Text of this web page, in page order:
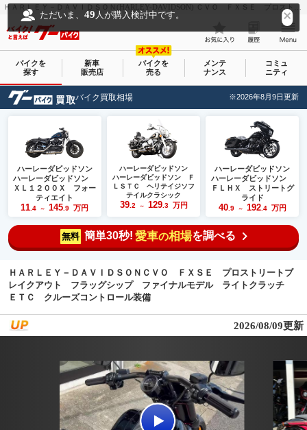
ＨＡＲＬＥＹ－ＤＡＶＩＤＳＯＮ(HARLEY-DAVIDSON) ＣＶＯ ＦＸＳＥ プロストリートブレイクアウト フラッグシップ ファイナルモデル ライトクラッチ ＥＴＣ クルーズコントロール装備｜ＡＮＧＩＥ ＭＯＴＯＲ ＣＹＣＬＥＳ｜新車・中古バイクなら【グーバイク(GooBike)】
ただいま、49 人が購入検討中です。
バイクを
探す
新車
販売店
バイクを
売る
メンテ
ナンス
コミュ
ニティ
バイク買取相場 ※2026年8月9日更新
ハーレーダビッドソン
ハーレーダビッドソン
ＸＬ１２００Ｘ フォー
ティエイト
11 .4 ～ 145 .9 万円
ハーレーダビッドソン
ハーレーダビッドソン Ｆ
ＬＳＴＣ ヘリテイジソフ
テイルクラシック
39.2 ～ 129.3 万円
ハーレーダビッドソン
ハーレーダビッドソン
ＦＬＨＸ ストリートグ
ライド
40.9 ～ 192.4 万円
無料 簡単30秒! 愛車の相場を調べる
ＨＡＲＬＥＹ－ＤＡＶＩＤＳＯＮＣＶＯ ＦＸＳＥ プロストリートブ
レイクアウト フラッグシップ ファイナルモデル ライトクラッチ
ＥＴＣ クルーズコントロール装備
2026/08/09更新